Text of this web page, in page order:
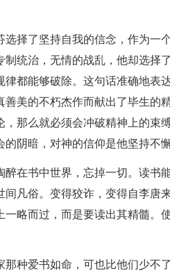
择了坚持自我的信念，作为一
统治，无情的战乱，他却选择
都能够破除。这句话准确地表
善美的不朽杰作而献出了毕生的
那么就必须会冲破精神上的束
阴暗，对神的信仰是他坚持不
醉在书中世界，忘掉一切。读书
凡俗。变得狡诈，变得自李唐
略而过，而是要读出其精髓。
那种爱书如命，可也比他们少不